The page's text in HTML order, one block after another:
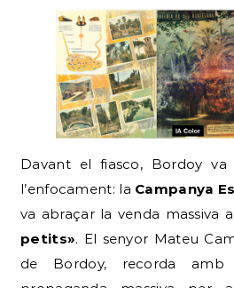
Davant el fiasco, Bordoy va
l’enfocament: la Campanya
va abraçar la venda massiva
petits». El senyor Mateu
de Bordoy, recorda